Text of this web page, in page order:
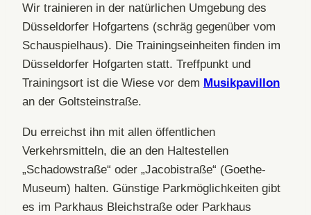
Wir trainieren in der natürlichen Umgebung des
Düsseldorfer Hofgartens (schräg gegenüber vom
Schauspielhaus). Die Trainingseinheiten finden im
Düsseldorfer Hofgarten statt. Treffpunkt und
Trainingsort ist die Wiese vor dem Musikpavillon
an der Goltsteinstraße.
Du erreichst ihn mit allen öffentlichen
Verkehrsmitteln, die an den Haltestellen
„Schadowstraße“ oder „Jacobistraße“ (Goethe-
Museum) halten. Günstige Parkmöglichkeiten gibt
es im Parkhaus Bleichstraße oder Parkhaus